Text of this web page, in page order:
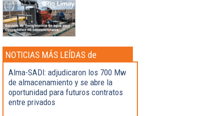
NOTICIAS MÁS LEÍDAS de
Actualidad
Alma-SADI: adjudicaron los 700 Mw
de almacenamiento y se abre la
oportunidad para futuros contratos
entre privados